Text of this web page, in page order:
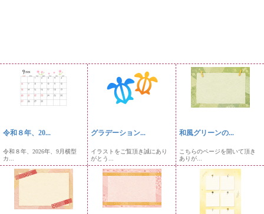
令和８年、20...
令和８年、2026年、9月横型
カ...
グラデーション...
イラストをご覧頂き誠にあり
がとう...
和風グリーンの...
こちらのページを開いて頂き
ありが...